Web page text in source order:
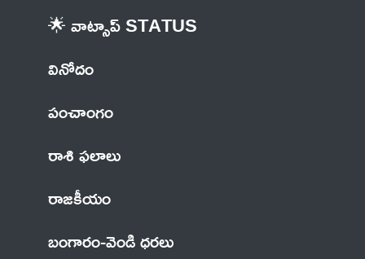
🌟 వాట్సాప్ STATUS
వినోదం
పంచాంగం
రాశి ఫలాలు
రాజకీయం
బంగారం-వెండి ధరలు